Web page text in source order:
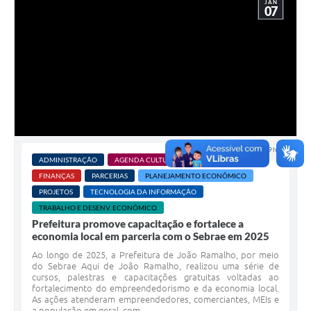
07 JAN 2026 - 09h50
JAN
07
ADMINISTRAÇÃO
AGENDA CULTURAL
FINANÇAS
PARCERIAS
PLANEJAMENTO ECONÔMICO
PROJETOS
TECNOLOGIA DA INFORMAÇÃO
TRABALHO E DESENV. ECONÔMICO
Prefeitura promove capacitação e fortalece a
economia local em parceria com o Sebrae em 2025
Ao longo de 2025, a Prefeitura de João Ramalho, por meio
do Sebrae Aqui de João Ramalho, realizou uma série de
cursos, palestras e capacitações gratuitas voltadas ao
fortalecimento do empreendedorismo e da economia local.
As ações atenderam empreendedores, comerciantes, MEIs e